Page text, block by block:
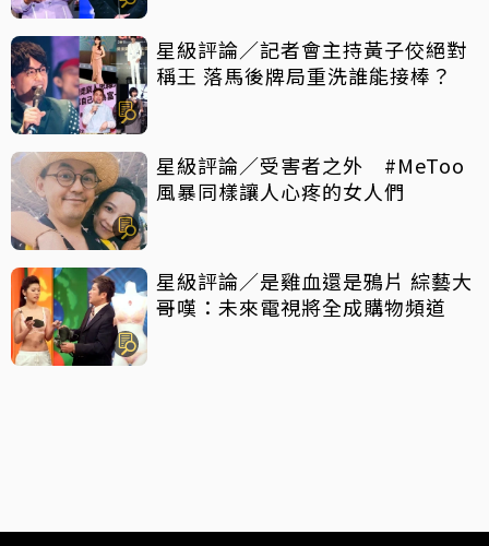
星級評論／記者會主持黃子佼絕對
稱王 落馬後牌局重洗誰能接棒？
星級評論／受害者之外 #MeToo
風暴同樣讓人心疼的女人們
星級評論／是雞血還是鴉片 綜藝大
哥嘆：未來電視將全成購物頻道